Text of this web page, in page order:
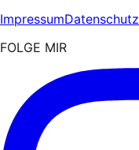
ImpressumDatenschutz
FOLGE MIR